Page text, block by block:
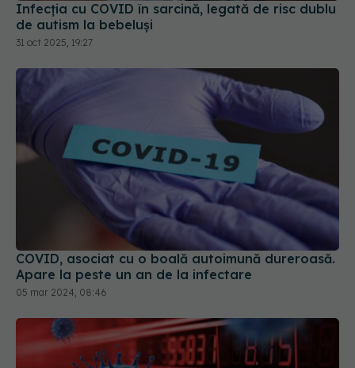
Infecția cu COVID în sarcină, legată de risc dublu
de autism la bebeluși
31 oct 2025, 19:27
COVID, asociat cu o boală autoimună dureroasă.
Apare la peste un an de la infectare
05 mar 2024, 08:46